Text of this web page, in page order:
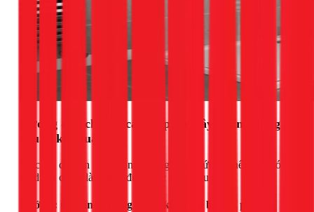
Hướng dẫn chi tiết cách lắp sen cây vuông đúng
chuẩn kỹ thuật
Việc lắp đặt sen cây vuông không quá phức tạp nếu bạn có
đủ dụng cụ và làm theo đúng các bước sau đây.
Bước 1: Chuẩn bị dụng cụ và kiểm tra bộ sản phẩm